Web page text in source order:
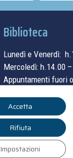
Biblioteca
Lunedì e Venerdì:
Mercoledì: h.14.00
Appuntamenti fuori
concordati su
Accetta
Rifiuta
Impostazioni